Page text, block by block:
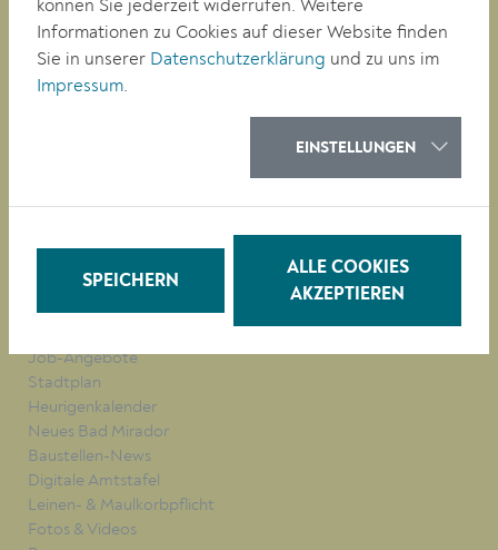
RATHAUS
LEBEN
QUICKLINKS
Veranstaltungen
Parken in Krems
Job-Angebote
Stadtplan
Heurigenkalender
Neues Bad Mirador
Baustellen-News
Digitale Amtstafel
Leinen- & Maulkorbpflicht
Fotos & Videos
können Sie jederzeit widerrufen. Weitere
Informationen zu Cookies auf dieser Website finden
Sie in unserer Datenschutzerklärung und zu uns im
Impressum.
EINSTELLUNGEN
SPEICHERN
ALLE COOKIES
AKZEPTIEREN